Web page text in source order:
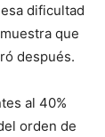
dificultad
que
después.
al 40%
orden de